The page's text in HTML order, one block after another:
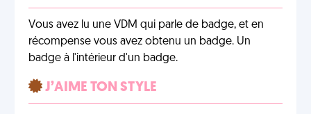
Vous avez lu une VDM qui parle de badge, et en
récompense vous avez obtenu un badge. Un
badge à l'intérieur d'un badge.
J’AIME TON STYLE